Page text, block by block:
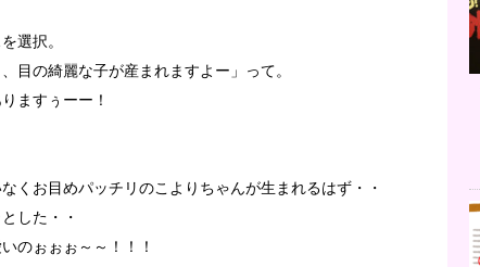
選択。
目の綺麗な子が産まれますよー」って。
ますぅーー！
くお目めパッチリのこよりちゃんが生まれるはず・・
した・・
のぉぉぉ～～！！！